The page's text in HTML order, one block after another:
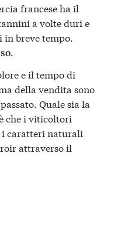
francese ha il
a volte duri e
in breve tempo.
.
e il tempo di
della vendita sono
Quale sia la
che i viticoltori
caratteri naturali
attraverso il